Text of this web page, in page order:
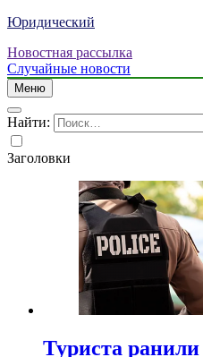
Юридический
Новостная рассылка
Случайные новости
Меню
Найти:
Заголовки
Туриста